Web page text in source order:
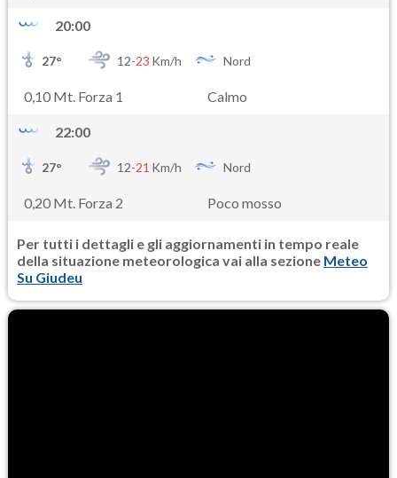
20:00
27° 12-23 Km/h Nord
0,10 Mt. Forza 1 Calmo
22:00
27° 12-21 Km/h Nord
0,20 Mt. Forza 2 Poco mosso
Per tutti i dettagli e gli aggiornamenti in tempo reale
della situazione meteorologica vai alla sezione Meteo
Su Giudeu